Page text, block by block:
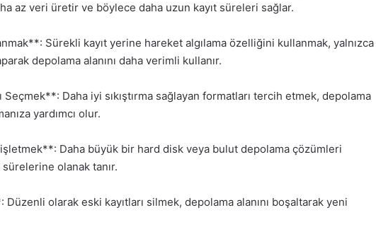
az veri üretir ve böylece daha uzun kayıt süreleri sağlar.
Sürekli kayıt yerine hareket algılama özelliğini kullanmak, yalnızca
depolama alanını daha verimli kullanır.
Seçmek**: Daha iyi sıkıştırma sağlayan formatları tercih etmek, depolama
yardımcı olur.
Daha büyük bir hard disk veya bulut depolama çözümleri
olanak tanır.
Düzenli olarak eski kayıtları silmek, depolama alanını boşaltarak yeni